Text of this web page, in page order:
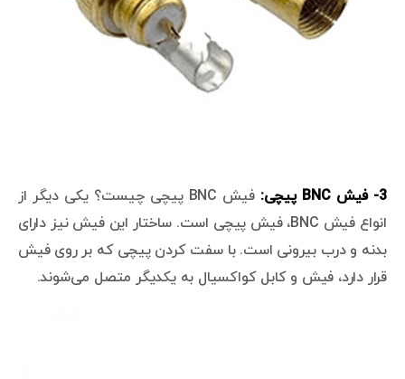
3- فیش BNC پیچی:
فیش BNC پیچی چیست؟ یکی دیگر از
انواع فیش BNC، فیش پیچی است. ساختار این فیش نیز دارای
بدنه و درب بیرونی است. با سفت کردن پیچی که بر روی فیش
قرار دارد، فیش و کابل کواکسیال به یکدیگر متصل می‌شوند.